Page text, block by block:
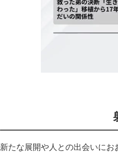
新たな展開や人との出会いに